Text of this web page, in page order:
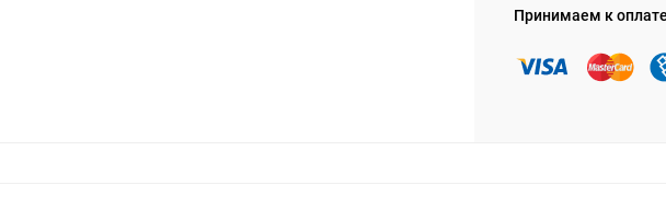
Принимаем к